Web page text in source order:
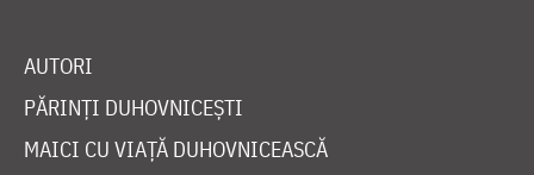
AUTORI
PĂRINȚI DUHOVNICEȘTI
MAICI CU VIAȚĂ DUHOVNICEASCĂ